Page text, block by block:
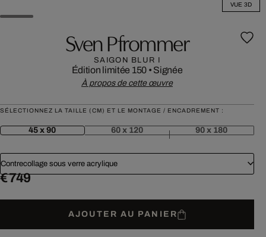
VUE 3D
Sven Pfrommer
SAIGON BLUR I
Édition limitée 150 • Signée
À propos de cette œuvre
SÉLECTIONNEZ LA TAILLE (CM) ET LE MONTAGE / ENCADREMENT :
45 x 90 60 x 120 90 x 180
Contrecollage sous verre acrylique
€ 749
AJOUTER AU PANIER